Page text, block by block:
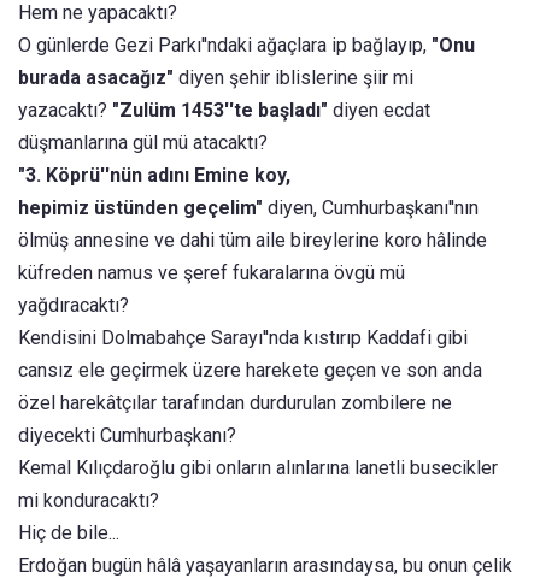
Hem ne yapacaktı?
O günlerde Gezi Parkı''ndaki ağaçlara ip bağlayıp, "Onu
burada asacağız" diyen şehir iblislerine şiir mi
yazacaktı? "Zulüm 1453''te başladı" diyen ecdat
düşmanlarına gül mü atacaktı?
"3. Köprü''nün adını Emine koy,
hepimiz üstünden geçelim" diyen, Cumhurbaşkanı''nın
ölmüş annesine ve dahi tüm aile bireylerine koro hâlinde
küfreden namus ve şeref fukaralarına övgü mü
yağdıracaktı?
Kendisini Dolmabahçe Sarayı''nda kıstırıp Kaddafi gibi
cansız ele geçirmek üzere harekete geçen ve son anda
özel harekâtçılar tarafından durdurulan zombilere ne
diyecekti Cumhurbaşkanı?
Kemal Kılıçdaroğlu gibi onların alınlarına lanetli busecikler
mi konduracaktı?
Hiç de bile...
Erdoğan bugün hâlâ yaşayanların arasındaysa, bu onun çelik